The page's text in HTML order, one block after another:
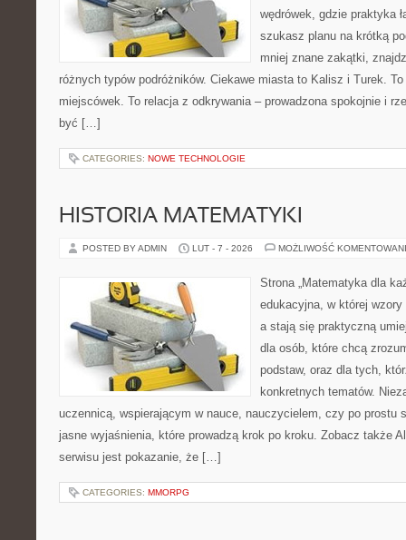
wędrówek, gdzie praktyka
szukasz planu na krótką
mniej znane zakątki,
różnych typów podróżników. Ciekawe miasta to Kalisz i Turek.
miejscówek. To relacja z odkrywania – prowadzona spokojnie i
być […]
CATEGORIES: NOWE TECHNOLOGIE
HISTORIA MATEMATYKI
POSTED BY ADMIN LUT - 7 - 2026 MOŻLIWOŚĆ
Strona „Matematyka dla
edukacyjna, w której
a stają się praktyczną
dla osób, które chcą
podstaw, oraz dla tych,
konkretnych tematów.
uczennicą, wspierającym w nauce, nauczycielem, czy po prostu
jasne wyjaśnienia, które prowadzą krok po kroku. Zobacz także
serwisu jest pokazanie, że […]
CATEGORIES: MMORPG